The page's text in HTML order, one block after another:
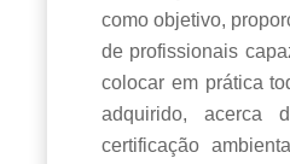
como objetivo,
de profissionais
colocar em prática
adquirido, acerca
certificação